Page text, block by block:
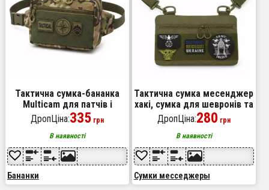
Тактична сумка-бананка
Multicam для патчів і
шевронів Cordura, поясна
сумка унісекс 25×17×7 см
ДропЦіна:335 грн
В наявності
Бананки
Тактична сумка месенджер
хакі, сумка для шевронів та
патчів
ДропЦіна:280 грн
В наявності
Сумки месседжеры